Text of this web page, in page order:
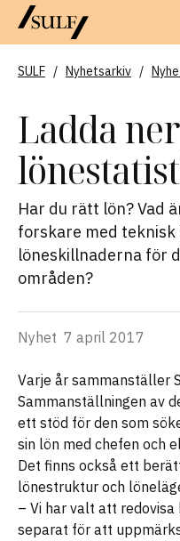
SULF / Nyhetsarkiv /
Ladda
Har du rätt lön? Vad
forskare med
löneskillnaderna för
områden?
Nyhet 7 april 2017
Varje år sammanställer
Sammanställningen av
ett stöd för den som
sin lön med chefen och
Det finns också ett
lönestruktur och
– Vi har valt att
separat för att